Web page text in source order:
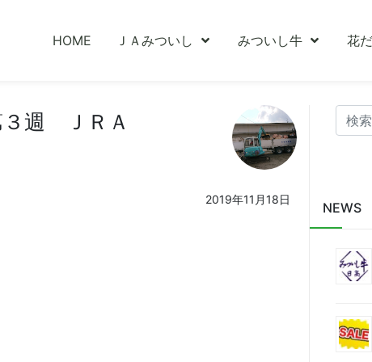
HOME ＪＡみついし みついし牛 花
３週 ＪＲＡ
2019年11月18日
検
索:
NEWS